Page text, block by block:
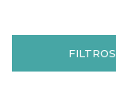
FILTROS